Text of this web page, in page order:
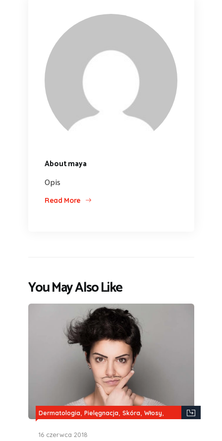
About maya
Opis
Read More
You May Also Like
Dermatologia, Pielęgnacja, Skóra, Włosy,
16 czerwca 2018